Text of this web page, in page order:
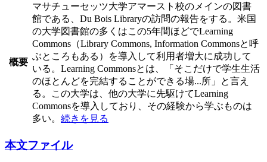
概要
マサチューセッツ大学アマースト校のメインの図書
館である、Du Bois Libraryの訪問の報告をする。米国
の大学図書館の多くはこの5年間ほどでLearning
Commons（Library Commons, Information Commonsと呼
ぶところもある）を導入して利用者増大に成功して
いる。Learning Commonsとは、「そこだけで学生生活
のほとんどを完結することができる場...所」と言え
る。この大学は、他の大学に先駆けてLearning
Commonsを導入しており、その経験から学ぶものは
多い。 続きを見る
本文ファイル